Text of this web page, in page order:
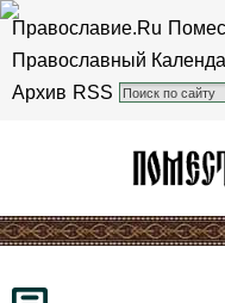
Православие.Ru
Православный
Архив RSS